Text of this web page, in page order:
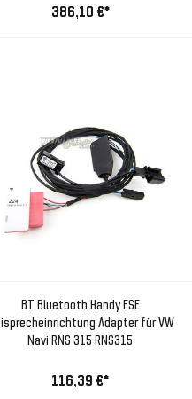
386,10 €*
BT Bluetooth Handy FSE
Adapter für VW
Navi RNS 315 RNS315
116,39 €*